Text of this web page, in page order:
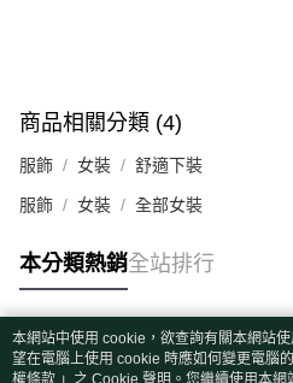
商品相關分類 (4)
服飾 女裝 舒適下裝
服飾 女裝 全部女裝
本分類熱銷全站排行
熱門標籤
本網站中使用 cookie，欲查詢有關本網站
望在電腦上使用 cookie 時應如何變更電腦
權條款 」之 Cookie 聲明。您繼續使用本網